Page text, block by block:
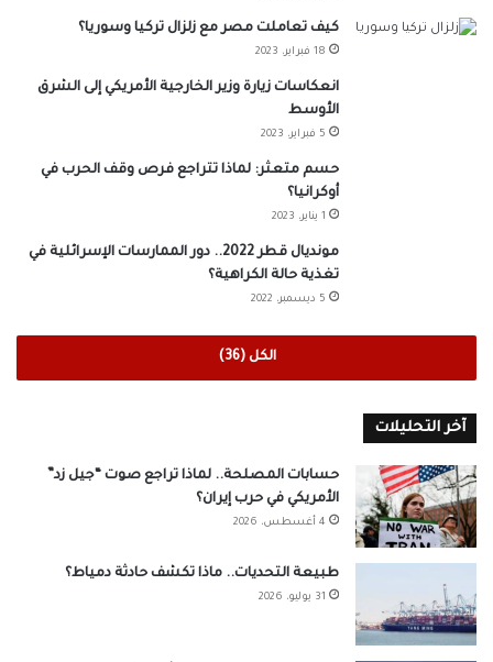
كيف تعاملت مصر مع زلزال تركيا وسوريا؟
18 فبراير، 2023
انعكاسات زيارة وزير الخارجية الأمريكي إلى الشرق
الأوسط
5 فبراير، 2023
حسم متعثر: لماذا تتراجع فرص وقف الحرب في
أوكرانيا؟
1 يناير، 2023
مونديال قطر 2022.. دور الممارسات الإسرائلية في
تغذية حالة الكراهية؟
5 ديسمبر، 2022
الكل (36)
آخر التحليلات
حسابات المصلحة.. لماذا تراجع صوت “جيل زد”
الأمريكي في حرب إيران؟
4 أغسطس، 2026
طبيعة التحديات.. ماذا تكشف حادثة دمياط؟
31 يوليو، 2026